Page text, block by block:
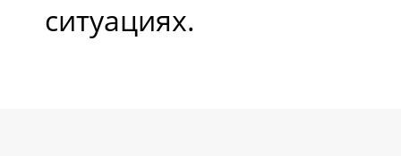
ситуациях.